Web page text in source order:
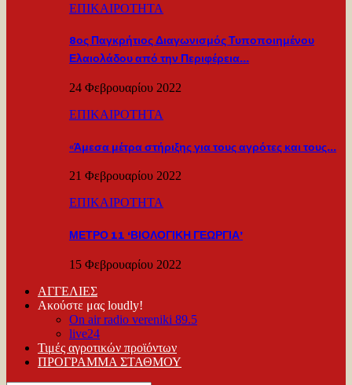
ΕΠΙΚΑΙΡΟΤΗΤΑ
8ος Παγκρήτιος Διαγωνισμός Τυποποιημένου
Ελαιολάδου από την Περιφέρεια…
24 Φεβρουαρίου 2022
ΕΠΙΚΑΙΡΟΤΗΤΑ
«Άμεσα μέτρα στήριξης για τους αγρότες και τους…
21 Φεβρουαρίου 2022
ΕΠΙΚΑΙΡΟΤΗΤΑ
ΜΕΤΡΟ 11 ‘ΒΙΟΛΟΓΙΚΗ ΓΕΩΡΓΙΑ’
15 Φεβρουαρίου 2022
ΑΓΓΕΛΙΕΣ
Ακούστε μας loudly!
On air radio vereniki 89.5
live24
Τιμές αγροτικών προϊόντων
ΠΡΟΓΡΑΜΜΑ ΣΤΑΘΜΟΥ